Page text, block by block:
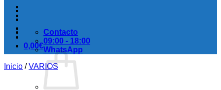
0,00€
Contacto
09:00 - 18:00
WhatsApp
Inicio / VARIOS